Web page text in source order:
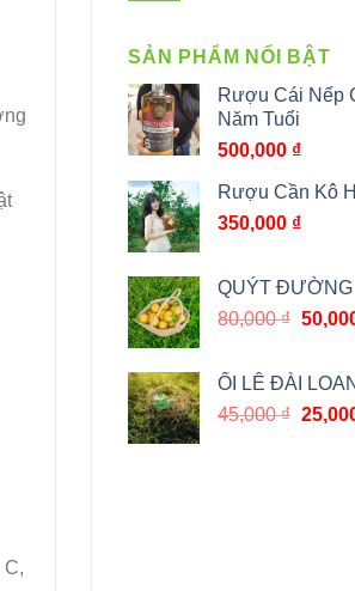
C,
SẢN PHẨM NỔI BẬT
Rượu Cái Nếp
Năm Tuổi
500,000 ₫
Rượu Cần Kô
350,000 ₫
QUÝT ĐƯỜNG
80,000₫ Giá
80,000
ỔI LÊ ĐÀI LOAN
45,000₫ Giá